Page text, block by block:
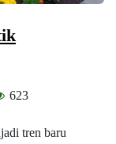
623
tren baru